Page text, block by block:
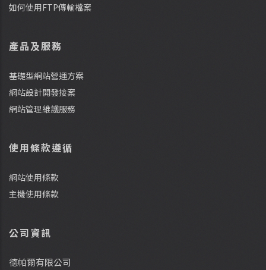
如何使用FTP傳輸檔案
產品及服務
基礎型網站營運方案
網站設計開發接案
網站管理維護服務
使用條款遵循
網站使用條款
主機使用條款
公司資訊
德帕爾有限公司